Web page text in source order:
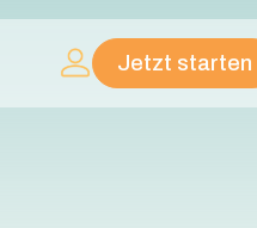
Jetzt starten